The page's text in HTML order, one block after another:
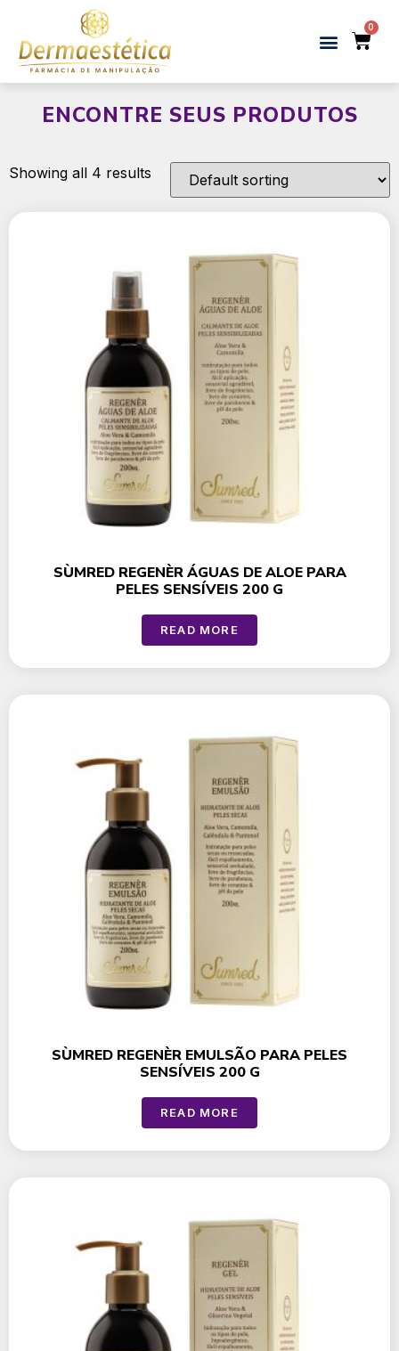
ENCONTRE SEUS PRODUTOS
Showing all 4 results
SÙMRED REGENÈR ÁGUAS DE ALOE PARA
PELES SENSÍVEIS 200 G
READ MORE
SÙMRED REGENÈR EMULSÃO PARA PELES
SENSÍVEIS 200 G
READ MORE